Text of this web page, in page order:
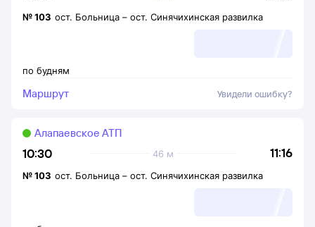
по будням
№103 ост. Больница – ост. Синячихинская развилка
Маршрут Увидели ошибку?
10:30 11:16
46 м
Алапаевское АТП
№103 ост. Больница – ост. Синячихинская развилка